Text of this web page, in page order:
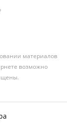
материалов
возможно